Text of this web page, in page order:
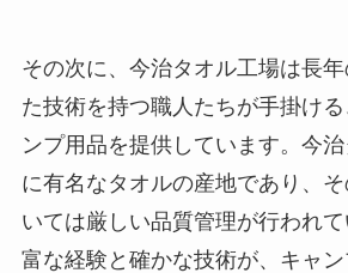
その次に、今治タオル工場は長
た技術を持つ職人たちが手掛け
ンプ用品を提供しています。今
に有名なタオルの産地であり、
いては厳しい品質管理が行われ
富な経験と確かな技術が、キャ